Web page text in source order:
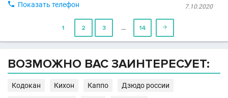
7.10.2020
 Показать телефон
1 2 3 … 14 
ВОЗМОЖНО ВАС ЗАИНТЕРЕСУЕТ:
Кодокан Кихон Каппо Дзюдо россии